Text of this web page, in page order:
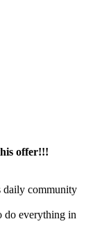
offer!!!
daily community
do everything in